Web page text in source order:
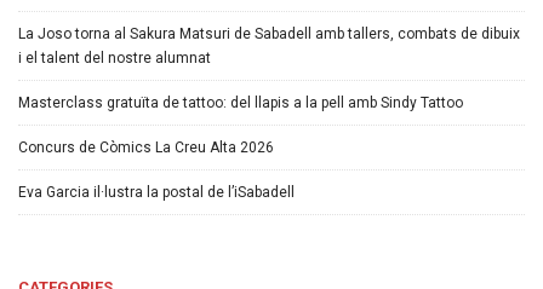
La Joso torna al Sakura Matsuri de Sabadell amb tallers, combats de dibuix
i el talent del nostre alumnat
Masterclass gratuïta de tattoo: del llapis a la pell amb Sindy Tattoo
Concurs de Còmics La Creu Alta 2026
Eva Garcia il·lustra la postal de l’iSabadell